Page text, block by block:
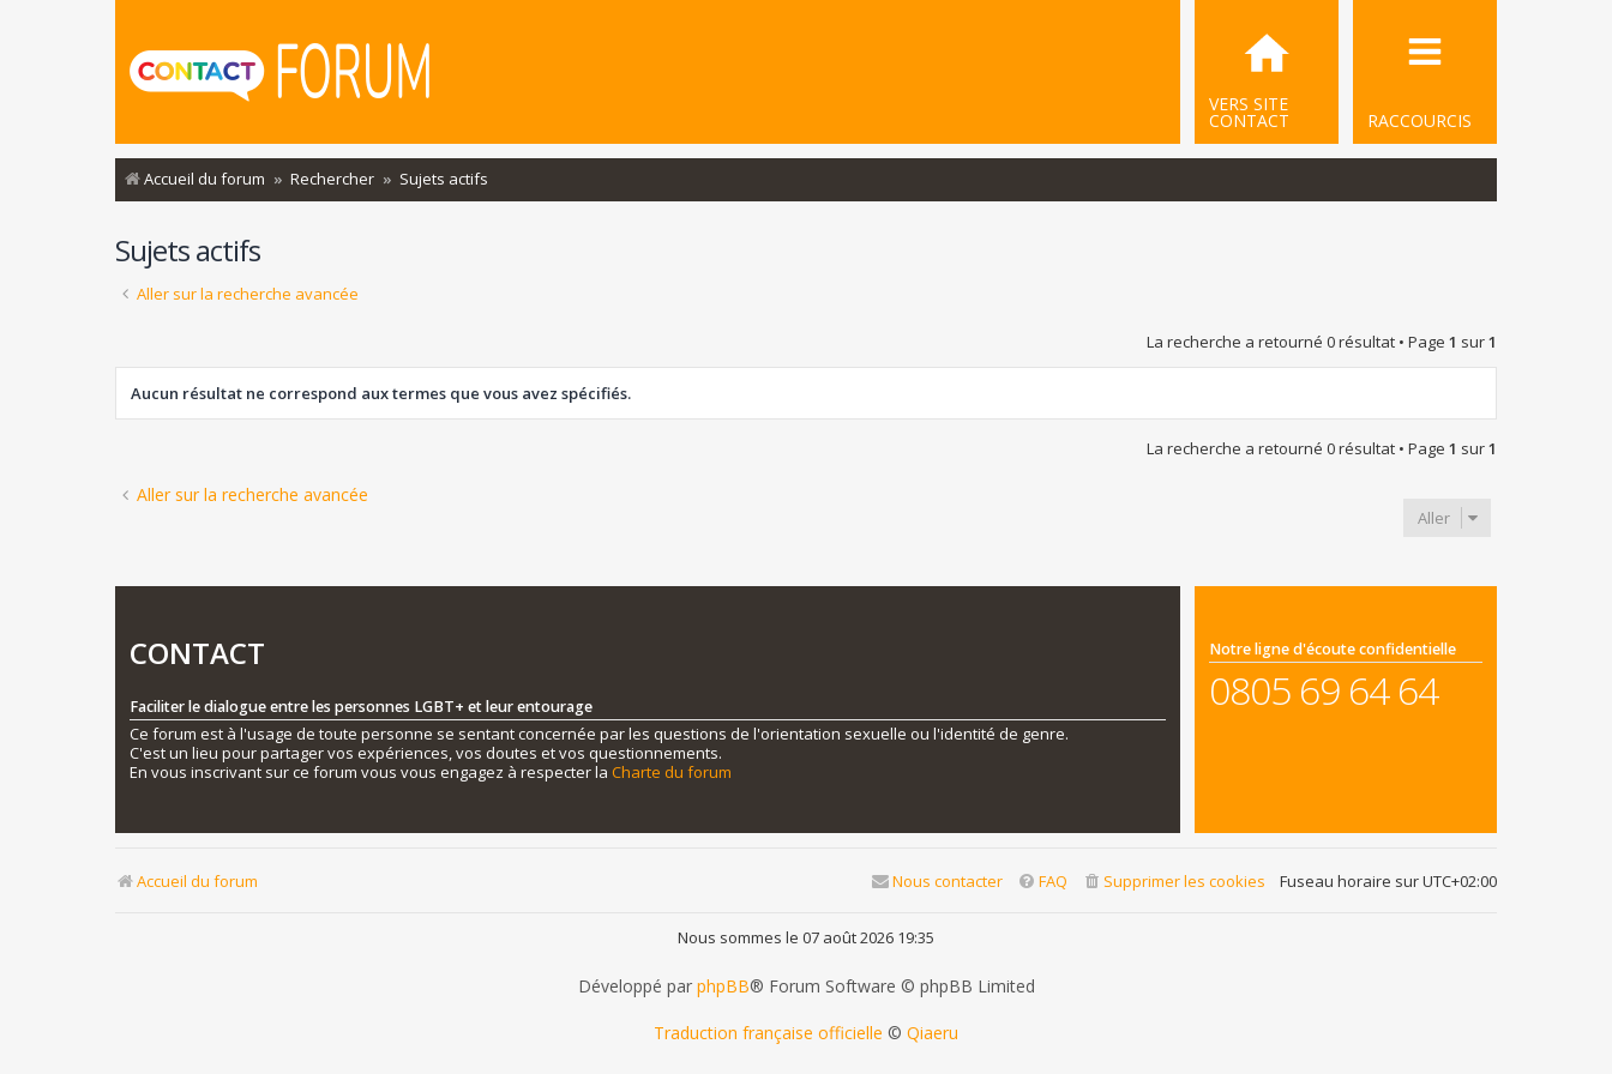
RACCOURCIS
VERS SITE
CONTACT
Accueil du forum Rechercher Sujets actifs
Sujets actifs
Aller sur la recherche avancée
La recherche a retourné 0 résultat • Page 1 sur1
Aucun résultat ne correspond aux termes que vous avez spécifiés.
La recherche a retourné 0 résultat • Page 1 sur1
Aller sur la recherche avancée
Aller
CONTACT
Faciliter le dialogue entre les personnes LGBT+ et leur entourage
Ce forum est à l'usage de toute personne se sentant concernée par les questions de l'orientation sexuelle ou l'identité de genre.
C'est un lieu pour partager vos expériences, vos doutes et vos questionnements.
En vous inscrivant sur ce forum vous vous engagez à respecter la Charte du forum
Notre ligne d'écoute confidentielle
0805 69 64 64
Accueil du forum Fuseau horaire surUTC+02:00
Supprimer les cookies
FAQ
Nous contacter
Nous sommes le 07 août 2026 19:35
Développé par phpBB® Forum Software © phpBB Limited
Traduction française officielle © Qiaeru